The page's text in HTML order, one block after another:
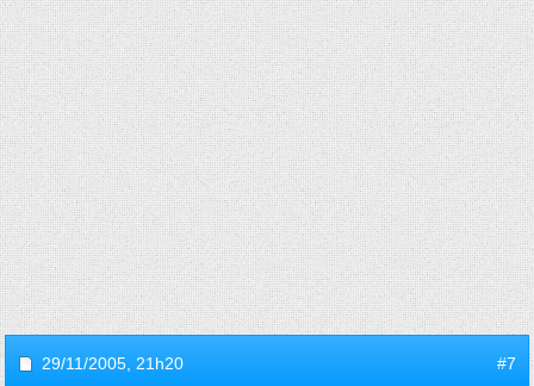
29/11/2005, 21h20 #7